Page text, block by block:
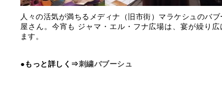
人々の活気が満ちるメディナ（旧市街）マラケシュのバ
屋さん。今宵も ジャマ・エル・フナ広場は、宴が繰り広
ます。
●もっと詳しく⇒刺繍バブーシュ